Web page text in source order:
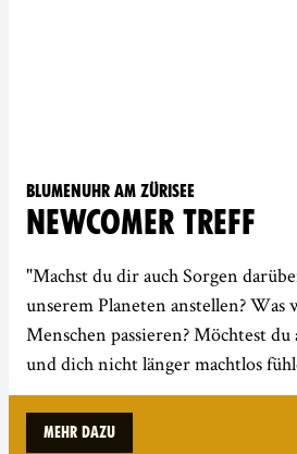
Blumenuhr am Zürisee
NEWCOMER TREFF
"Machst du dir auch Sorgen
unserem Planeten anstellen?
Menschen passieren? Möchtest
und dich nicht länger machtlos
Mehr dazu